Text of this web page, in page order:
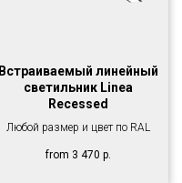
Встраиваемый линейный
светильник Linea
Recessed
Любой размер и цвет по RAL
from 3 470 р.